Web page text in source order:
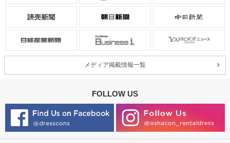
メディア掲載情報一覧
FOLLOW US